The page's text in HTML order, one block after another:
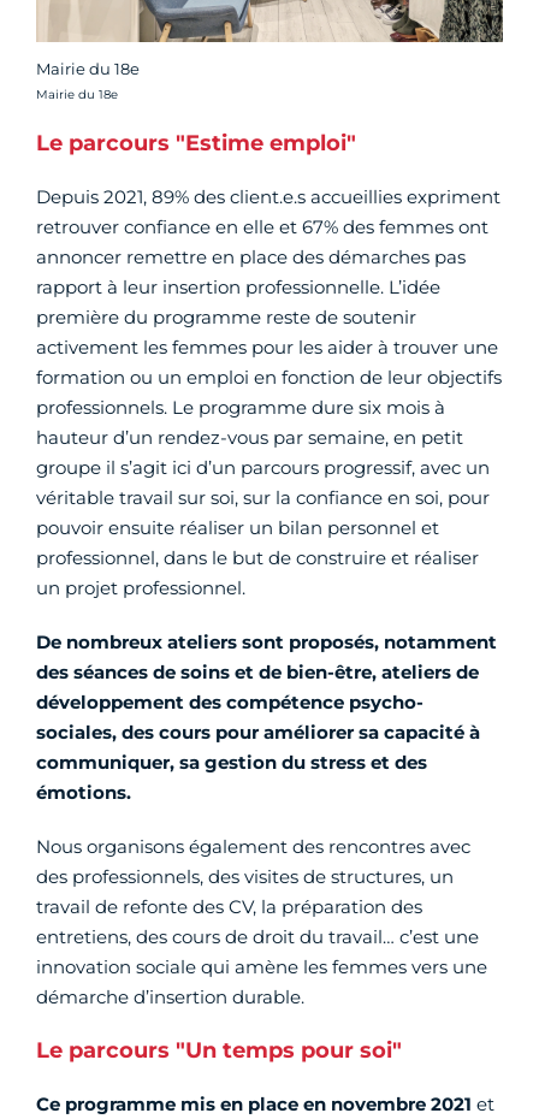
Mairie du 18e
Crédit photo :
Mairie du 18e
Le parcours "Estime emploi"
Depuis 2021, 89% des client.e.s accueillies expriment
retrouver confiance en elle et 67% des femmes ont
annoncer remettre en place des démarches pas
rapport à leur insertion professionnelle. L’idée
première du programme reste de soutenir
activement les femmes pour les aider à trouver une
formation ou un emploi en fonction de leur objectifs
professionnels. Le programme dure six mois à
hauteur d’un rendez-vous par semaine, en petit
groupe il s’agit ici d’un parcours progressif, avec un
véritable travail sur soi, sur la confiance en soi, pour
pouvoir ensuite réaliser un bilan personnel et
professionnel, dans le but de construire et réaliser
un projet professionnel.
De nombreux ateliers sont proposés, notamment
des séances de soins et de bien-être, ateliers de
développement des compétence psycho-
sociales, des cours pour améliorer sa capacité à
communiquer, sa gestion du stress et des
émotions.
Nous organisons également des rencontres avec
des professionnels, des visites de structures, un
travail de refonte des CV, la préparation des
entretiens, des cours de droit du travail… c’est une
innovation sociale qui amène les femmes vers une
démarche d’insertion durable.
Le parcours "Un temps pour soi"
Ce programme mis en place en novembre 2021 et